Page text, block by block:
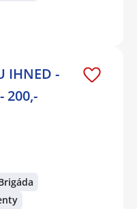
IHNED -
200,-